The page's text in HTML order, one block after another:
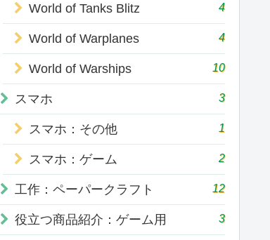
World of Tanks Blitz 4
World of Warplanes 4
World of Warships 10
スマホ 3
スマホ：その他 1
スマホ：ゲーム 2
工作：ペーパークラフト 12
役立つ商品紹介：ゲーム用 3